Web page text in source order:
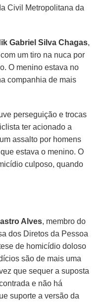
Civil Metropolitana da
Gabriel Silva Chagas,
um tiro na nuca por
O menino estava no
companhia de mais
perseguição e trocas
ter acionado a
assalto por homens
estava o menino. O
culposo, quando
Alves, membro do
dos Diretos da Pessoa
de homicídio doloso
são de mais uma
que sequer a suposta
e não há
suporte a versão da